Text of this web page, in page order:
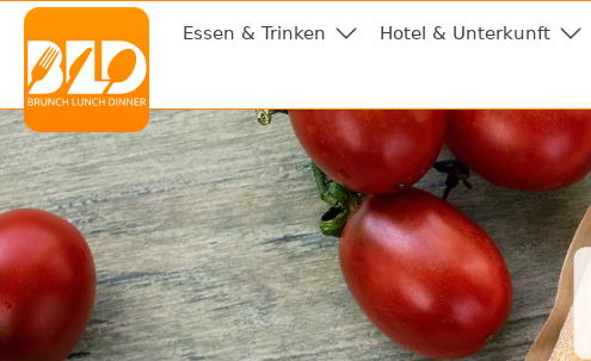
Essen & Trinken Hotel & Unterkunft